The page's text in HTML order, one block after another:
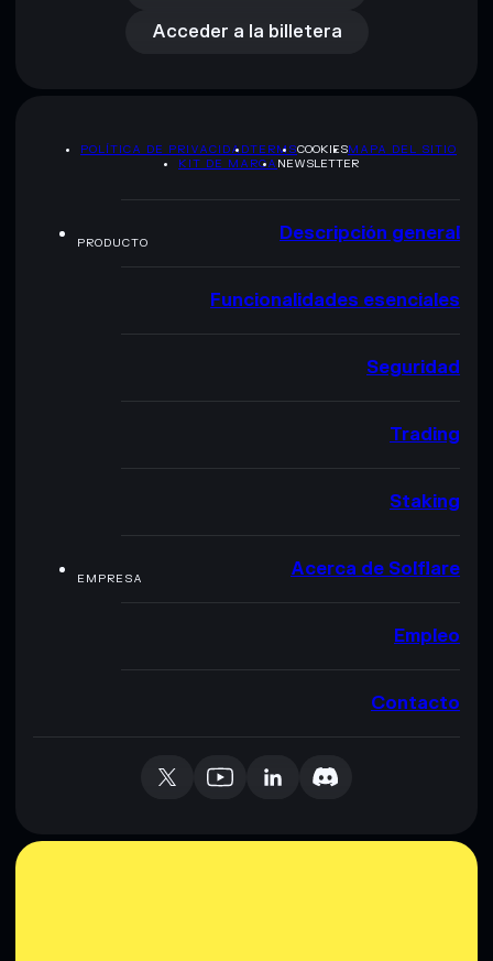
Acceder a la billetera
POLÍTICA DE PRIVACIDADTERMSCOOKIESMAPA DEL SITIO
KIT DE MARCA NEWSLETTER
PRODUCTO Descripción general
Funcionalidades esenciales
Seguridad
Trading
Staking
EMPRESA Acerca de Solflare
Empleo
Contacto